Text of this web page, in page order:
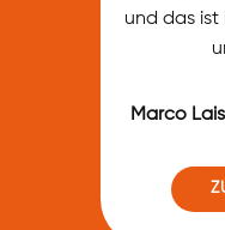
und das ist
Marco Lais